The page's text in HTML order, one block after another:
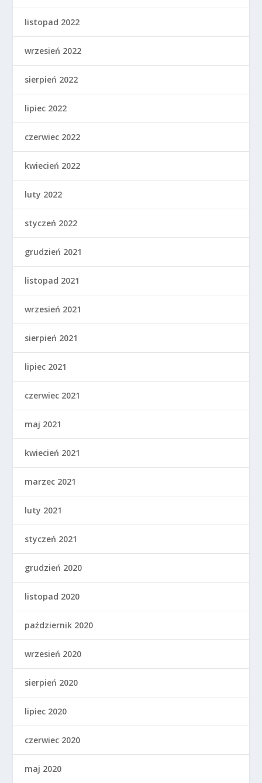
listopad 2022
wrzesień 2022
sierpień 2022
lipiec 2022
czerwiec 2022
kwiecień 2022
luty 2022
styczeń 2022
grudzień 2021
listopad 2021
wrzesień 2021
sierpień 2021
lipiec 2021
czerwiec 2021
maj 2021
kwiecień 2021
marzec 2021
luty 2021
styczeń 2021
grudzień 2020
listopad 2020
październik 2020
wrzesień 2020
sierpień 2020
lipiec 2020
czerwiec 2020
maj 2020